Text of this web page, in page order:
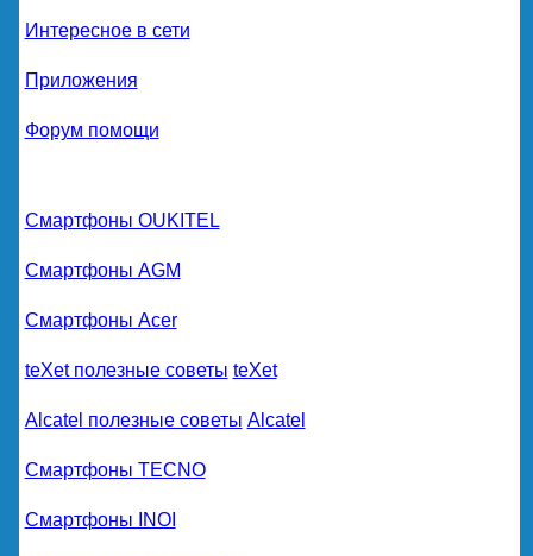
Интересное в сети
Приложения
Форум помощи
Смартфоны OUKITEL
Смартфоны AGM
Смартфоны Acer
teXet полезные советы teXet
Alcatel полезные советы Alcatel
Смартфоны TECNO
Смартфоны INOI